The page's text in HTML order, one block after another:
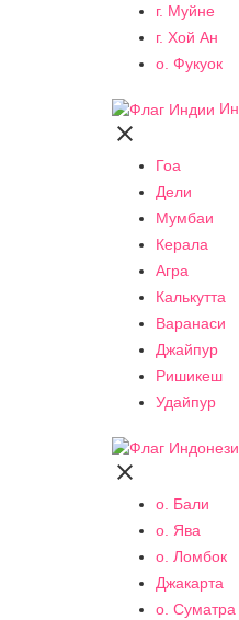
г. Муйне
г. Хой Ан
о. Фукуок

Гоа
Дели
Мумбаи
Керала
Агра
Калькутта
Варанаси
Джайпур
Ришикеш
Удайпур

о. Бали
о. Ява
о. Ломбок
Джакарта
о. Суматра